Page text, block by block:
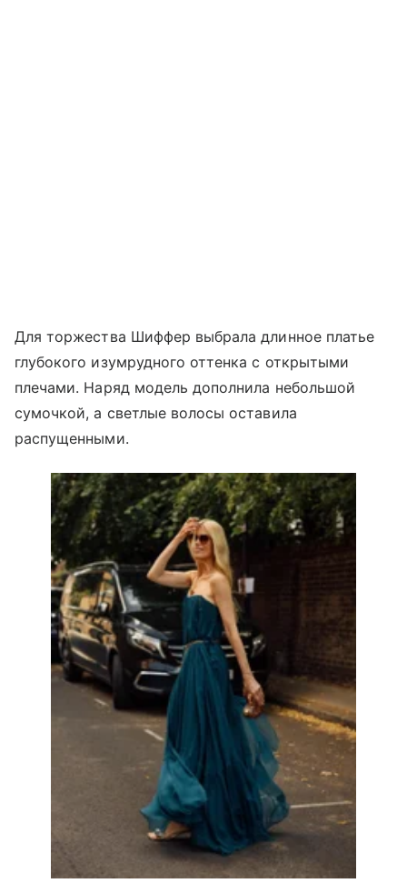
Для торжества Шиффер выбрала длинное платье
глубокого изумрудного оттенка с открытыми
плечами. Наряд модель дополнила небольшой
сумочкой, а светлые волосы оставила
распущенными.